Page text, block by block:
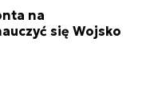
na
się Wojsko